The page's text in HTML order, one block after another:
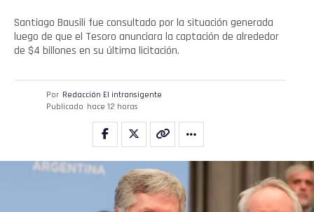
Santiago Bausili fue consultado por la situación generada
luego de que el Tesoro anunciara la captación de alrededor
de $4 billones en su última licitación.
Por Redacción El intransigente
Publicado hace 12 horas